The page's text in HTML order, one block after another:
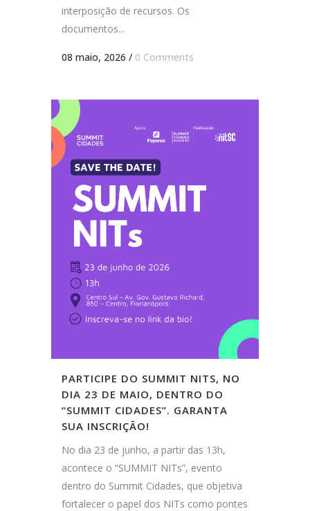
interposição de recursos. Os
documentos...
08 maio, 2026 / 0 Comments
PARTICIPE DO SUMMIT NITS, NO
DIA 23 DE MAIO, DENTRO DO
“SUMMIT CIDADES”. GARANTA
SUA INSCRIÇÃO!
No dia 23 de junho, a partir das 13h,
acontece o “SUMMIT NITs”, evento
dentro do Summit Cidades, que objetiva
fortalecer o papel dos NITs como pontes